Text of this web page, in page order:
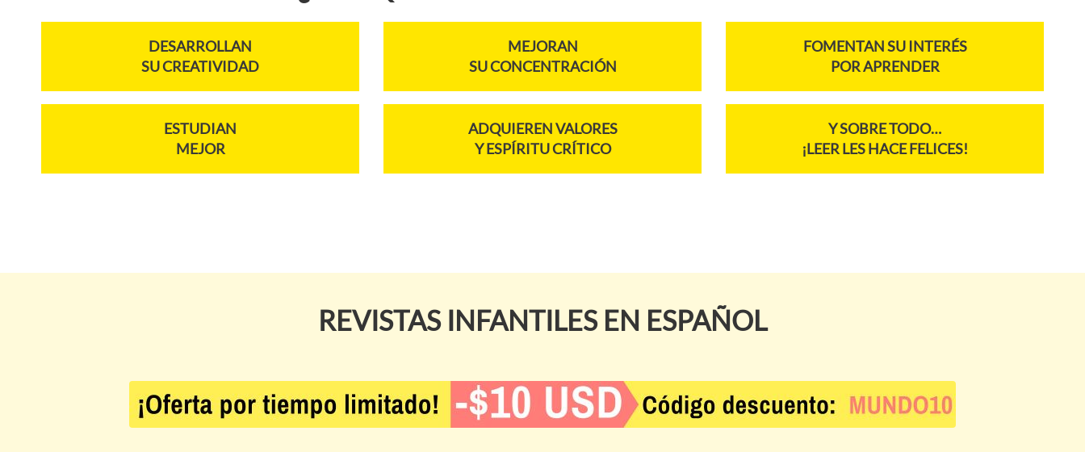
DESARROLLAN
SU CREATIVIDAD
MEJORAN
SU CONCENTRACIÓN
FOMENTAN SU INTERÉS
POR APRENDER
ESTUDIAN
MEJOR
ADQUIEREN VALORES
Y ESPÍRITU CRÍTICO
Y SOBRE TODO…
¡LEER LES HACE FELICES!
REVISTAS INFANTILES EN ESPAÑOL